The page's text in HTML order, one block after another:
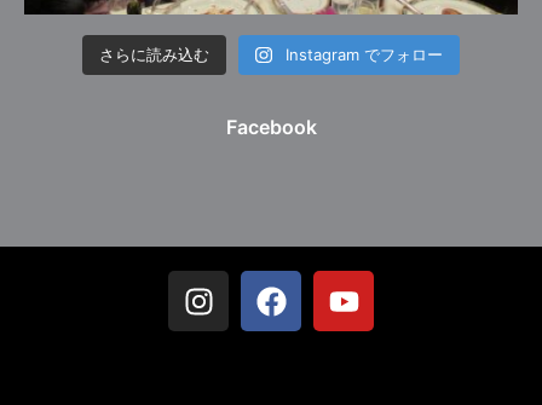
さらに読み込む Instagram でフォロー
Facebook